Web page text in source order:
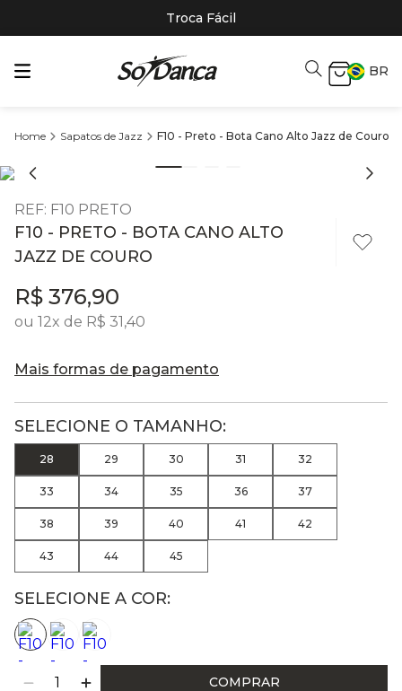
Troca Fácil
BR
Sapatos de Jazz F10 - Preto - Bota Cano Alto Jazz de Couro
REF: F10 PRETO
F10 - PRETO - BOTA CANO ALTO
JAZZ DE COURO
R$ 376,90
ou 12x de R$ 31,40
Mais formas de pagamento
28 29 30 31 32
33 34 35 36 37
38 39 40 41 42
43 44 45
SELECIONE A COR:
COMPRAR